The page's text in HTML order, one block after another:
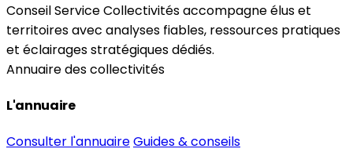
Conseil Service Collectivités accompagne élus et
territoires avec analyses fiables, ressources pratiques
et éclairages stratégiques dédiés.
Annuaire des collectivités
L'annuaire
Consulter l'annuaireGuides & conseils